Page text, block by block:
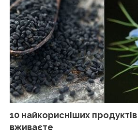
10 найкорисніших продуктів
вживаєте